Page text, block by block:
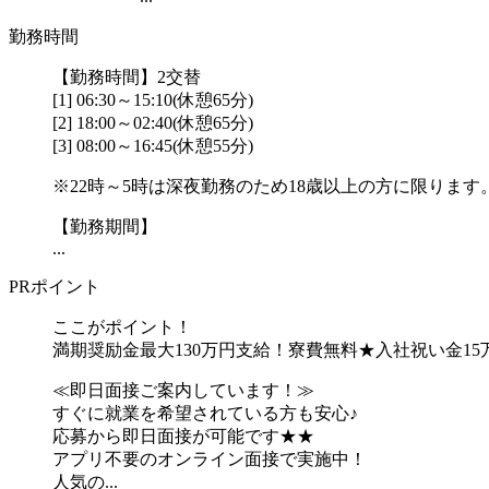
勤務時間
【勤務時間】2交替
[1] 06:30～15:10(休憩65分)
[2] 18:00～02:40(休憩65分)
[3] 08:00～16:45(休憩55分)
※22時～5時は深夜勤務のため18歳以上の方に限ります。
【勤務期間】
...
PRポイント
ここがポイント！
満期奨励金最大130万円支給！寮費無料★入社祝い金15
≪即日面接ご案内しています！≫
すぐに就業を希望されている方も安心♪
応募から即日面接が可能です★★
アプリ不要のオンライン面接で実施中！
人気の...